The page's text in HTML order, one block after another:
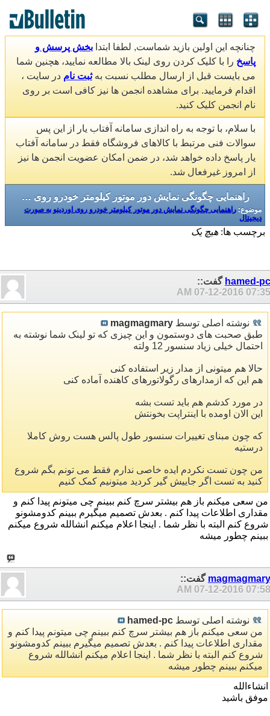
چنانچه این اولین بازید شماست, لطفا ابتدا بخش پرسش و
پاسخ را با کلیک کردن روی لینک بالا مطالعه نمایید، هچنین شما
می بایست قبل از ارسال مطلب نسبت بهثبت نام در سایت ،
اقدام فرمایید. برای مشاهده انجمن ها نیز کافی است بر روی
نام انجمن کلیک کنید.
با سلام، با توجه به راه اندازی سامانه آفتاب یار از این پس
سوالات فنی مرتبط با کالاهای فروشگاه فقط در سامانه آفتاب
یار پاسخ داده خواهد شد، در ضمن امکان عضویت انجمن ها نیز
از امروز غیرفعال شد.
راهنمایی چگونگی نمایش دور موتور کیلومتر خودرو روی اوردینو به صورت دیجیتال
موضوع: راهنمایی چگونگی نمایش دور موتور کیلومتر خودرو روی اوردینو به صورت
دیجیتال
برچسب ها: هیچ یک
hamed-pc گفت::
07-12-2016 07:35 AM
نوشته اصلی توسط magmagmary
طبق صحبت های دوستمون و این چیزی که تو لینک شما نوشته به
احتمال خیلی زیاد سنسور 12 ولته
حالا هم میتونی از مدار زیر استفاده کنی
هم این که ازمدارهای رگولاتورهای کاهنده آماده کنی
در مورد کدشم هم باید تست بشه
این الان اومده با اینتراپت بخونتش
که چون مبنای تغییرات سنسور طول پالس هست روش کاملا
درستیه
من چون تست نکردم ایده خاصی ندارم فقط می تونم بگم شروع
کنید به تست اگر جاییش گیر کردید میتونیم کمک کنیم
من سعی میکنم باز هم بیشتر سرچ کنم ببینم چی میتونم پیدا کنم و
مقداری اطلاعات پیدا کنم . بعدش تصمیم میگیرم ببینم کدومشونو
شروع کنم البته با نظر شما . اینجا اعلام میکنم انشالله شروع میکنم
ببینم چطور میشه
magmagmary گفت::
07-12-2016 07:58 AM
نوشته اصلی توسط hamed-pc
من سعی میکنم باز هم بیشتر سرچ کنم ببینم چی میتونم پیدا کنم و
مقداری اطلاعات پیدا کنم . بعدش تصمیم میگیرم ببینم کدومشونو
شروع کنم البته با نظر شما . اینجا اعلام میکنم انشالله شروع
میکنم ببینم چطور میشه
انشاءالله
موفق باشید